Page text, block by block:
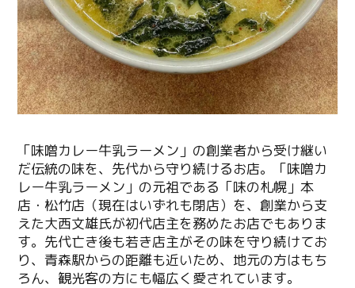
「味噌カレー牛乳ラーメン」の創業者から受け継い
だ伝統の味を、先代から守り続けるお店。「味噌カ
レー牛乳ラーメン」の元祖である「味の札幌」本
店・松竹店（現在はいずれも閉店）を、創業から支
えた大西文雄氏が初代店主を務めたお店でもありま
す。先代亡き後も若き店主がその味を守り続けてお
り、青森駅からの距離も近いため、地元の方はもち
ろん、観光客の方にも幅広く愛されています。